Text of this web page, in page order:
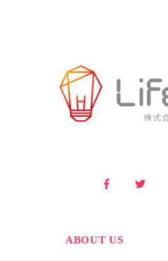
ABOUT US